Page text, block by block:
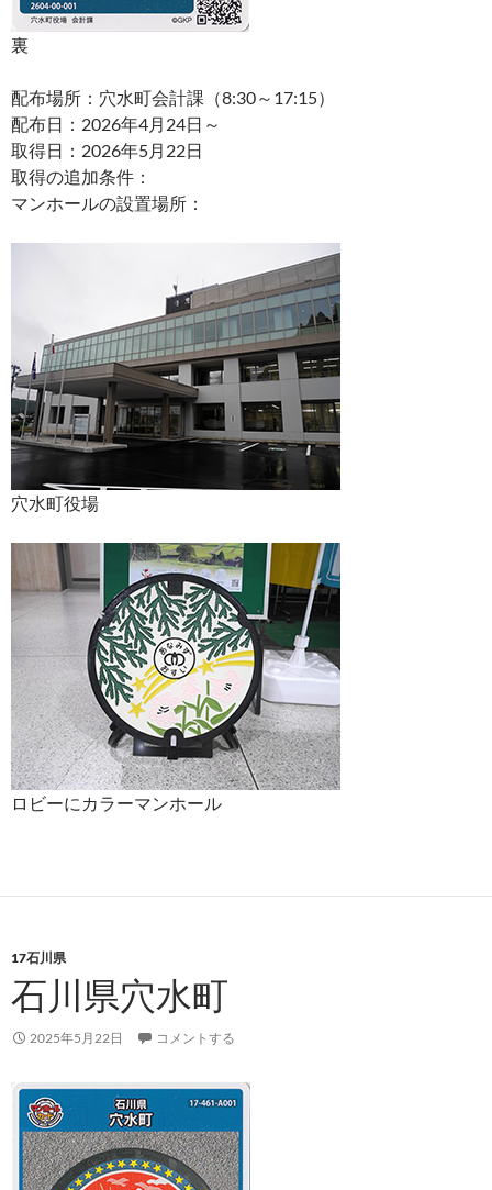
裏
配布場所：穴水町会計課（8:30～17:15）
配布日：2026年4月24日～
取得日：2026年5月22日
取得の追加条件：
マンホールの設置場所：
穴水町役場
ロビーにカラーマンホール
17石川県
石川県穴水町
2025年5月22日 コメントする